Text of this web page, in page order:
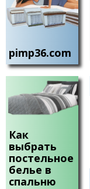
pimp36.com
Как
выбрать
постельное
белье в
спальню